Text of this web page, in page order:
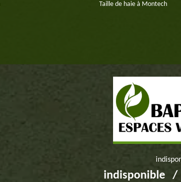
Taille de haie à Montech
indisponible /